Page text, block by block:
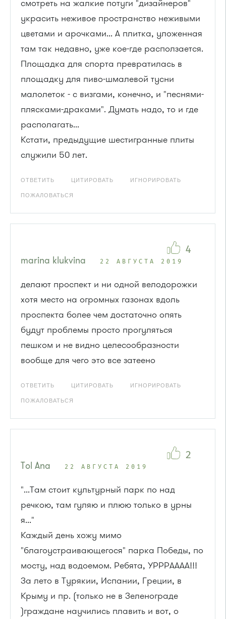
смотреть на жалкие потуги "дизайнеров"
украсить неживое пространство неживыми
цветами и арочками... А плитка, уложенная
там так недавно, уже кое-где расползается.
Площадка для спорта превратилась в
площадку для пиво-шмалевой тусни
малолеток - с визгами, конечно, и "песнями-
плясками-драками". Думать надо, то и где
располагать...
Кстати, предыдущие шестигранные плиты
служили 50 лет.
ОТВЕТИТЬ ЦИТИРОВАТЬ ИГНОРИРОВАТЬ
ПОЖАЛОВАТЬСЯ
marina klukvina 22 АВГУСТА 2019
делают проспект и ни одной велодорожки
хотя место на огромных газонах вдоль
проспекта более чем достаточно опять
будут проблемы просто прогуляться
пешком и не видно целесообразности
вообще для чего это все затеено
ОТВЕТИТЬ ЦИТИРОВАТЬ ИГНОРИРОВАТЬ
ПОЖАЛОВАТЬСЯ
4
Tol Ana 22 АВГУСТА 2019
"...Там стоит культурный парк по над
речкою, там гуляю и плюю только в урны
я..."
Каждый день хожу мимо
"благоустраивающегося" парка Победы, по
мосту, над водоемом. Ребята, УРРРАААА!!!
За лето в Турякии, Испании, Греции, в
Крыму и пр. (только не в Зеленограде
)граждане научились плавить и вот, о
2